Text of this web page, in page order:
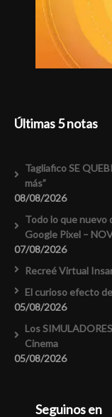
Últimas 5 notas
Tagliafico SE
más”
08/08/2026
Todo lo que nuevo
Google Pixel –
07/08/2026
Recreé Virtual
El curioso efecto
05/08/2026
Los
Cinema
05/08/2026
Seguinos en